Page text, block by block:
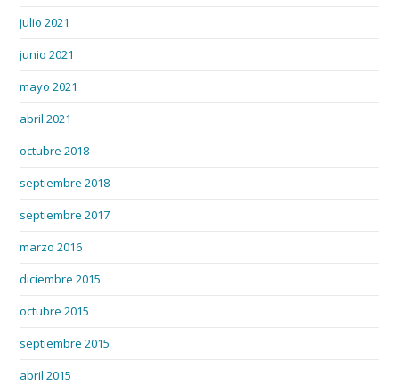
julio 2021
junio 2021
mayo 2021
abril 2021
octubre 2018
septiembre 2018
septiembre 2017
marzo 2016
diciembre 2015
octubre 2015
septiembre 2015
abril 2015